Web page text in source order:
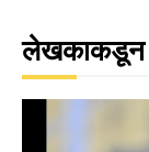
लेखकाकडून